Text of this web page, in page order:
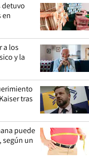
detuvo
en
a los
y la
tras
puede
según un